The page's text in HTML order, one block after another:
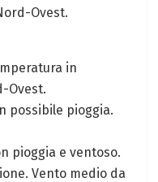
Ovest.
in
Ovest.
⁤possibile‍ pioggia.
pioggia e ventoso.
Vento medio ⁤da